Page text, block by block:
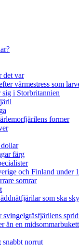
det var
värmestress som
i Storbritannien
former
färg
och Finland under
somrar
som ska
svingelgräsfjärilens
än en midsommarbukett
norrut